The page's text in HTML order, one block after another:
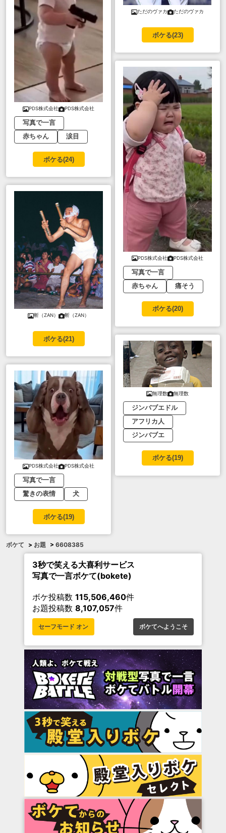
PDS株式会社 PDS株式会社
写真で一言
赤ちゃん
涙目
ボケる(24)
斬（ZAN） 斬（ZAN）
ボケる(21)
PDS株式会社 PDS株式会社
写真で一言
驚きの表情
犬
ボケる(19)
ただのヴァカ ただのヴァカ
ボケる(23)
PDS株式会社 PDS株式会社
写真で一言
赤ちゃん
痛そう
ボケる(20)
無理数 無理数
ジンバブエドル
アフリカ人
ジンバブエ
ボケる(19)
ボケて > お題 > 6608385
3秒で笑える大喜利サービス
写真で一言ボケて(bokete)
ボケ投稿数 115,506,460件
お題投稿数 8,107,057件
セーフモード オン ボケてへようこそ